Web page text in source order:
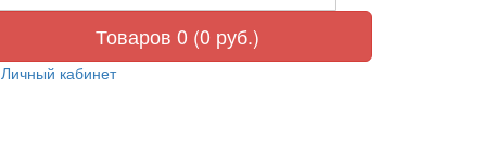
Товаров 0 (0 руб.)
Личный кабинет